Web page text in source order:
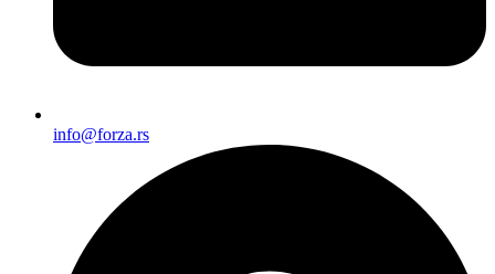
info@forza.rs